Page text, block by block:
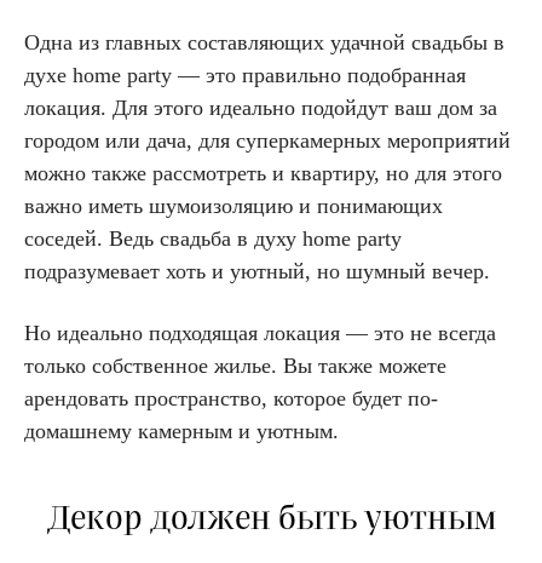
Одна из главных составляющих удачной свадьбы в
духе home party — это правильно подобранная
локация. Для этого идеально подойдут ваш дом за
городом или дача, для суперкамерных мероприятий
можно также рассмотреть и квартиру, но для этого
важно иметь шумоизоляцию и понимающих
соседей. Ведь свадьба в духу home party
подразумевает хоть и уютный, но шумный вечер.
Но идеально подходящая локация — это не всегда
только собственное жилье. Вы также можете
арендовать пространство, которое будет по-
домашнему камерным и уютным.
Декор должен быть уютным